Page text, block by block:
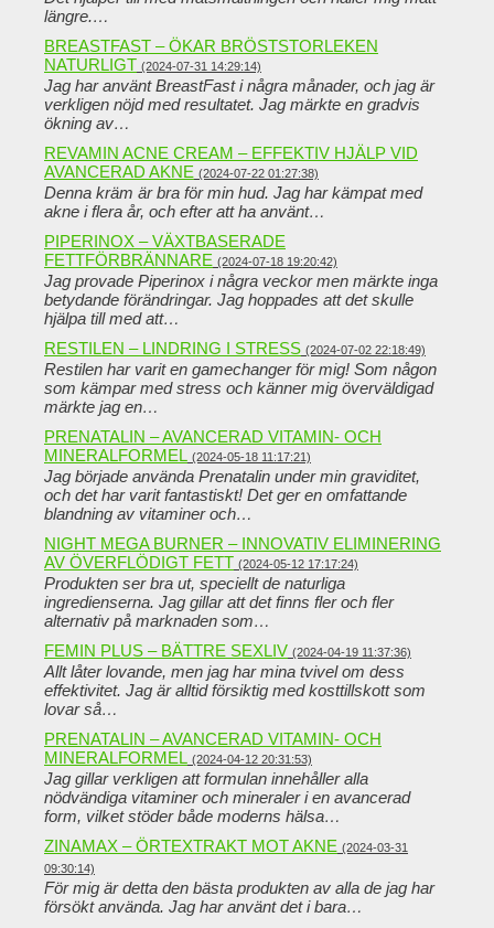
längre.…
BREASTFAST – ÖKAR BRÖSTSTORLEKEN
NATURLIGT (2024-07-31 14:29:14)
Jag har använt BreastFast i några månader, och jag är
verkligen nöjd med resultatet. Jag märkte en gradvis
ökning av…
REVAMIN ACNE CREAM – EFFEKTIV HJÄLP VID
AVANCERAD AKNE (2024-07-22 01:27:38)
Denna kräm är bra för min hud. Jag har kämpat med
akne i flera år, och efter att ha använt…
PIPERINOX – VÄXTBASERADE
FETTFÖRBRÄNNARE (2024-07-18 19:20:42)
Jag provade Piperinox i några veckor men märkte inga
betydande förändringar. Jag hoppades att det skulle
hjälpa till med att…
RESTILEN – LINDRING I STRESS (2024-07-02 22:18:49)
Restilen har varit en gamechanger för mig! Som någon
som kämpar med stress och känner mig överväldigad
märkte jag en…
PRENATALIN – AVANCERAD VITAMIN- OCH
MINERALFORMEL (2024-05-18 11:17:21)
Jag började använda Prenatalin under min graviditet,
och det har varit fantastiskt! Det ger en omfattande
blandning av vitaminer och…
NIGHT MEGA BURNER – INNOVATIV ELIMINERING
AV ÖVERFLÖDIGT FETT (2024-05-12 17:17:24)
Produkten ser bra ut, speciellt de naturliga
ingredienserna. Jag gillar att det finns fler och fler
alternativ på marknaden som…
FEMIN PLUS – BÄTTRE SEXLIV (2024-04-19 11:37:36)
Allt låter lovande, men jag har mina tvivel om dess
effektivitet. Jag är alltid försiktig med kosttillskott som
lovar så…
PRENATALIN – AVANCERAD VITAMIN- OCH
MINERALFORMEL (2024-04-12 20:31:53)
Jag gillar verkligen att formulan innehåller alla
nödvändiga vitaminer och mineraler i en avancerad
form, vilket stöder både moderns hälsa…
ZINAMAX – ÖRTEXTRAKT MOT AKNE (2024-03-31
09:30:14)
För mig är detta den bästa produkten av alla de jag har
försökt använda. Jag har använt det i bara…